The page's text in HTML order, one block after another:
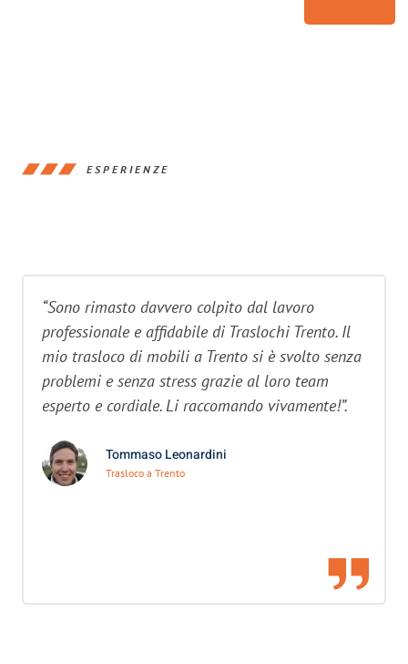
ESPERIENZE
“Sono rimasto davvero colpito dal lavoro
professionale e affidabile di Traslochi Trento. Il
mio trasloco di mobili a Trento si è svolto senza
problemi e senza stress grazie al loro team
esperto e cordiale. Li raccomando vivamente!”.
Tommaso Leonardini
Trasloco a Trento